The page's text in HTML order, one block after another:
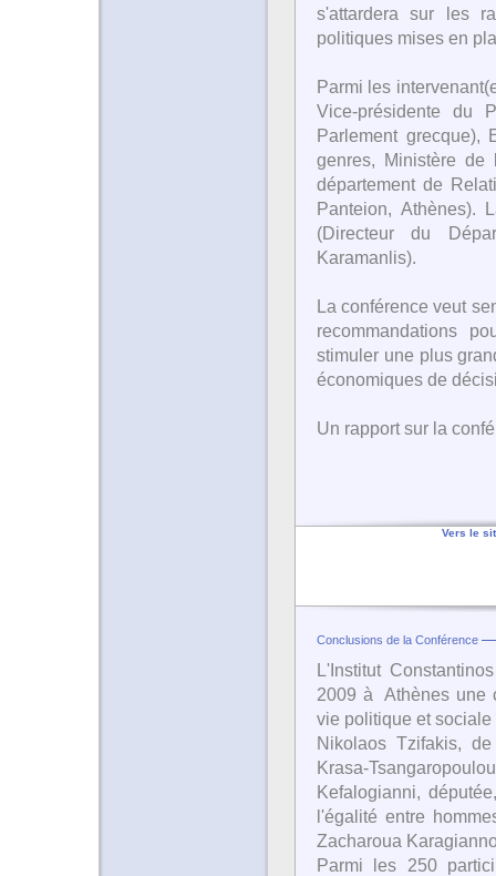
s'attardera sur les
politiques mises en
Parmi les
Vice-présidente du
Parlement grecque),
genres, Ministère de
département de
Panteion, Athènes).
(Directeur du
Karamanlis).
La conférence veut
recommandations
stimuler une plus
économiques de
Un rapport sur la
Vers le
Conclusions de la Conférence
L'Institut
2009 à Athènes une
vie politique et
Nikolaos Tzifakis,
Krasa-
Kefalogianni,
l'égalité entre
Zacharoua
Parmi les 250